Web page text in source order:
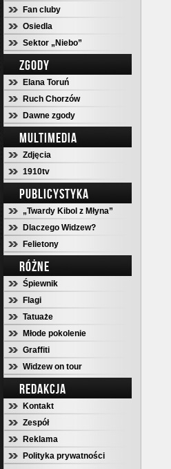
Fan cluby
Osiedla
Sektor „Niebo”
ZGODY
Elana Toruń
Ruch Chorzów
Dawne zgody
MULTIMEDIA
Zdjęcia
1910tv
PUBLICYSTYKA
„Twardy Kibol z Młyna”
Dlaczego Widzew?
Felietony
RÓŻNE
Śpiewnik
Flagi
Tatuaże
Młode pokolenie
Graffiti
Widzew on tour
REDAKCJA
Kontakt
Zespół
Reklama
Polityka prywatności